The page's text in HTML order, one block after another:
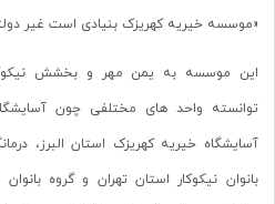
«موسسه خیریه کهریزک بنیادی است غیر
این موسسه به یمن مهر و بخشش
توانسته واحد های مختلفی چون
آسایشگاه خیریه کهریزک استان البرز،
بانوان نیکوکار استان تهران و گروه